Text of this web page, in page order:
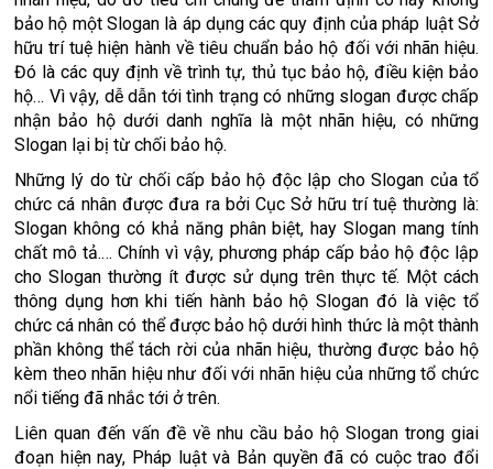
bảo hộ một Slogan là áp dụng các quy định của pháp luật Sở
hữu trí tuệ hiện hành về tiêu chuẩn bảo hộ đối với nhãn hiệu.
Đó là các quy định về trình tự, thủ tục bảo hộ, điều kiện bảo
hộ… Vì vậy, dễ dẫn tới tình trạng có những slogan được chấp
nhận bảo hộ dưới danh nghĩa là một nhãn hiệu, có những
Slogan lại bị từ chối bảo hộ.
Những lý do từ chối cấp bảo hộ độc lập cho Slogan của tổ
chức cá nhân được đưa ra bởi Cục Sở hữu trí tuệ thường là:
Slogan không có khả năng phân biệt, hay Slogan mang tính
chất mô tả.… Chính vì vậy, phương pháp cấp bảo hộ độc lập
cho Slogan thường ít được sử dụng trên thực tế. Một cách
thông dụng hơn khi tiến hành bảo hộ Slogan đó là việc tổ
chức cá nhân có thể được bảo hộ dưới hình thức là một thành
phần không thể tách rời của nhãn hiệu, thường được bảo hộ
kèm theo nhãn hiệu như đối với nhãn hiệu của những tổ chức
nổi tiếng đã nhắc tới ở trên.
Liên quan đến vấn đề về nhu cầu bảo hộ Slogan trong giai
đoạn hiện nay, Pháp luật và Bản quyền đã có cuộc trao đổi